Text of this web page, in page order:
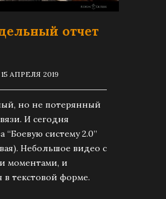
отчет
15 АПРЕЛЯ 2019
но не потерянный
И сегодня
“Боевую систему 2.0”
Небольшое видео с
моментами, и
в текстовой форме.